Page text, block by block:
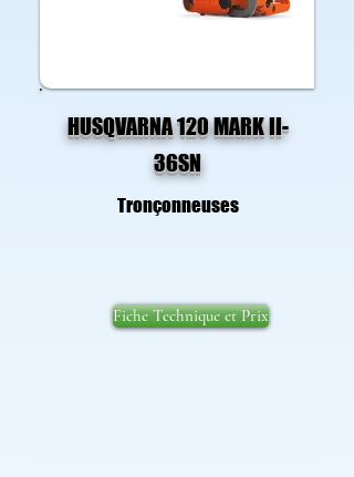
HUSQVARNA 120 MARK II-
36SN
Tronçonneuses
Fiche Technique et Prix